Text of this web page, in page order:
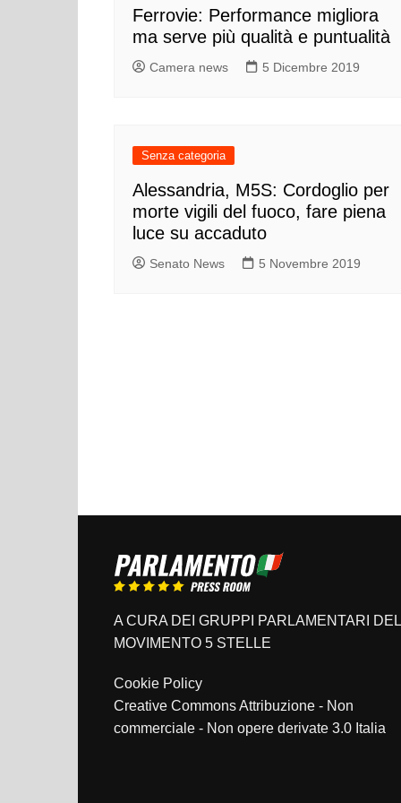
Ferrovie: Performance migliora
ma serve più qualità e puntualità
Camera news 5 Dicembre 2019
Senza categoria
Alessandria, M5S: Cordoglio per
morte vigili del fuoco, fare piena
luce su accaduto
Senato News 5 Novembre 2019
A CURA DEI GRUPPI PARLAMENTARI DEL
MOVIMENTO 5 STELLE
Cookie Policy
Creative Commons Attribuzione - Non
commerciale - Non opere derivate 3.0 Italia